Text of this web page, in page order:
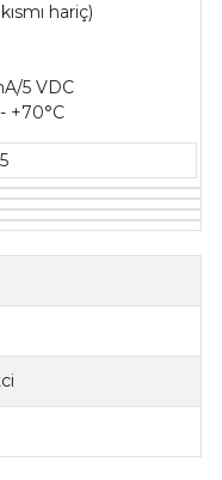
hariç)
5 VDC
+70°C